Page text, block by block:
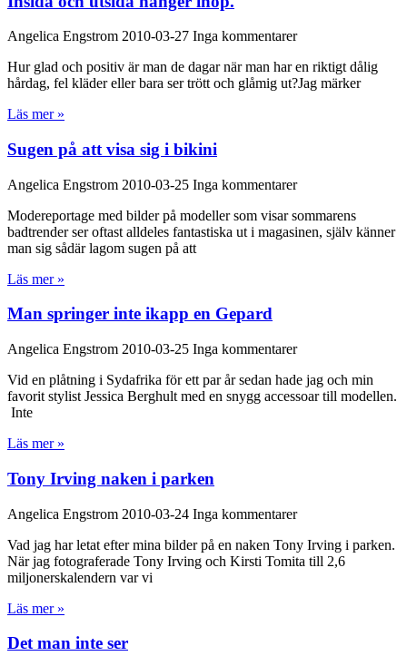
Angelica Engstrom 2010-03-27 Inga kommentarer
Hur glad och positiv är man de dagar när man har en riktigt dålig
hårdag, fel kläder eller bara ser trött och glåmig ut?Jag märker
Läs mer »
Sugen på att visa sig i bikini
Angelica Engstrom 2010-03-25 Inga kommentarer
Modereportage med bilder på modeller som visar sommarens
badtrender ser oftast alldeles fantastiska ut i magasinen, själv känner
man sig sådär lagom sugen på att
Läs mer »
Man springer inte ikapp en Gepard
Angelica Engstrom 2010-03-25 Inga kommentarer
Vid en plåtning i Sydafrika för ett par år sedan hade jag och min
favorit stylist Jessica Berghult med en snygg accessoar till modellen.
Inte
Läs mer »
Tony Irving naken i parken
Angelica Engstrom 2010-03-24 Inga kommentarer
Vad jag har letat efter mina bilder på en naken Tony Irving i parken.
När jag fotograferade Tony Irving och Kirsti Tomita till 2,6
miljonerskalendern var vi
Läs mer »
Det man inte ser